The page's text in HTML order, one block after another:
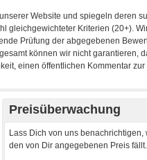
Preisüberwachung
Lass Dich von uns benachrichtigen,
den von Dir angegebenen Preis fällt.